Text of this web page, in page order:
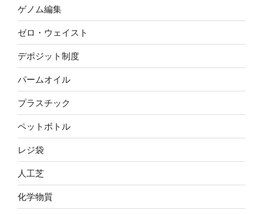
ゲノム編集
ゼロ・ウェイスト
デポジット制度
パームオイル
プラスチック
ペットボトル
レジ袋
人工芝
化学物質